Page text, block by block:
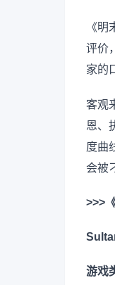
《
评价
家的
客观
恩、
度曲
会被
>>>
游戏